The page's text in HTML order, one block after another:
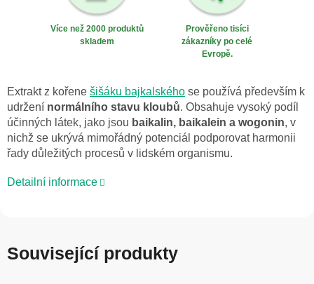
Více než 2000 produktů
skladem
Prověřeno tisíci
zákazníky po celé
Evropě.
Extrakt z kořene šišáku bajkalského se používá především k
udržení normálního stavu kloubů. Obsahuje vysoký podíl
účinných látek, jako jsou baikalin, baikalein a wogonin, v
nichž se ukrývá mimořádný potenciál podporovat harmonii
řady důležitých procesů v lidském organismu.
Detailní informace
Související produkty